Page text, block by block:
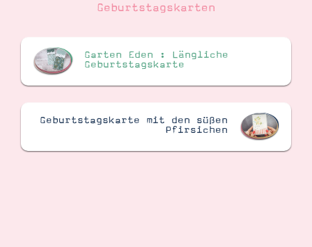
Geburtstagskarten
Garten Eden : Längliche
Geburtstagskarte
Geburtstagskarte mit den süßen
Pfirsichen